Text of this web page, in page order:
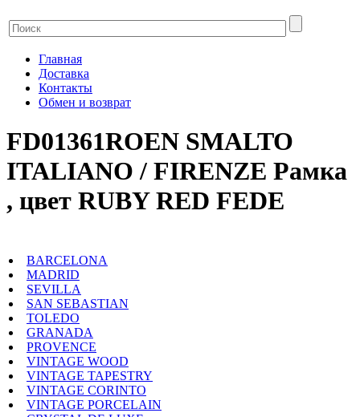
Главная
Доставка
Контакты
Обмен и возврат
FD01361ROEN SMALTO
ITALIANO / FIRENZE Рамка
, цвет RUBY RED FEDE
BARCELONA
MADRID
SEVILLA
SAN SEBASTIAN
TOLEDO
GRANADA
PROVENCE
VINTAGE WOOD
VINTAGE TAPESTRY
VINTAGE CORINTO
VINTAGE PORCELAIN